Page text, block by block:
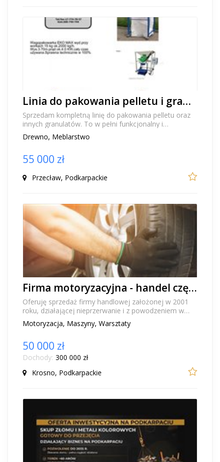
Linia do pakowania pelletu i granulatów na sprzedaż - kompletna, wydajna, sprawna
Sprzedam kompletną linię do pakowania pelletu oraz
innych granulatów. To w pełni funkcjonalny i
sprawdzony biznes na sprzedaż dla osób lub firm, kt...
Drewno, Meblarstwo
55 000 zł
Przecław, Podkarpackie
Firma motoryzacyjna - handel częściami i usługi
Oferuję sprzedaż firmy handlowej założonej w 2001
roku, działającej nieprzerwanie i z powodzeniem w
branży części zamiennych do maszyn oraz pojazdó...
Motoryzacja, Maszyny, Warsztaty
50 000 zł
Dochody: 300 000 zł
Krosno, Podkarpackie